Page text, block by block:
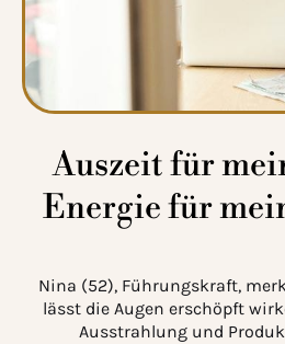
Auszeit für
Energie für
Nina (52), Führungskraft,
lässt die Augen erschöpft
Ausstrahlung und